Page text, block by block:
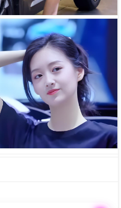
美女门门-车模门门详细资料